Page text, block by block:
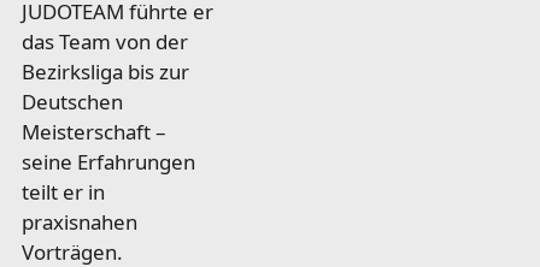
JUDOTEAM führte er
das Team von der
Bezirksliga bis zur
Deutschen
Meisterschaft –
seine Erfahrungen
teilt er in
praxisnahen
Vorträgen.